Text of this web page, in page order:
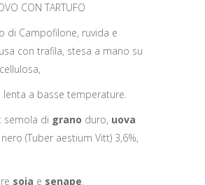
CON TARTUFO
di Campofilone, ruvida e
con trafila, stesa a mano su
lenta a basse temperature.
semola di grano duro, uova
(Tuber aestium Vitt) 3,6%,
soia e senape.